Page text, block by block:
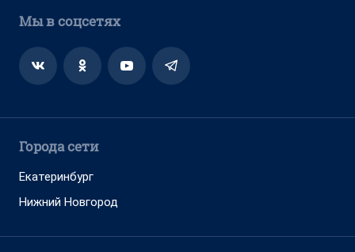
Мы в соцсетях
Города сети
Екатеринбург
Нижний Новгород